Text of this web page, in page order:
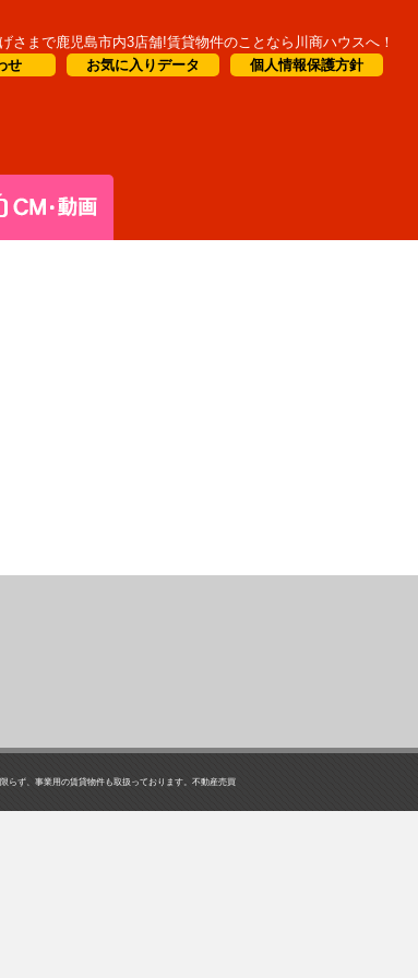
さまで鹿児島市内3店舗!賃貸物件のことなら川商ハウスへ！
個人情報保護方針
お気に入りデータ
せ
らず、事業用の賃貸物件も取扱っております。不動産売買